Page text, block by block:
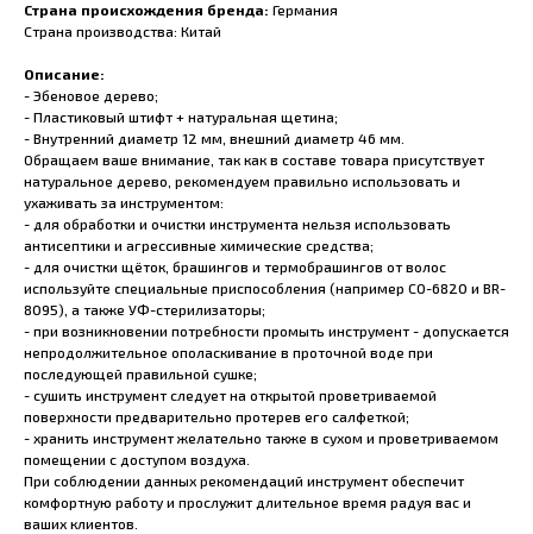
Страна происхождения бренда: Германия
Страна производства: Китай
Описание:
- Эбеновое дерево;
- Пластиковый штифт + натуральная щетина;
- Внутренний диаметр 12 мм, внешний диаметр 46 мм.
Обращаем ваше внимание, так как в составе товара присутствует
натуральное дерево, рекомендуем правильно использовать и
ухаживать за инструментом:
- для обработки и очистки инструмента нельзя использовать
антисептики и агрессивные химические средства;
- для очистки щёток, брашингов и термобрашингов от волос
используйте специальные приспособления (например CO-6820 и BR-
8095), а также УФ-стерилизаторы;
- при возникновении потребности промыть инструмент - допускается
непродолжительное ополаскивание в проточной воде при
последующей правильной сушке;
- сушить инструмент следует на открытой проветриваемой
поверхности предварительно протерев его салфеткой;
- хранить инструмент желательно также в сухом и проветриваемом
помещении с доступом воздуха.
При соблюдении данных рекомендаций инструмент обеспечит
комфортную работу и прослужит длительное время радуя вас и
ваших клиентов.